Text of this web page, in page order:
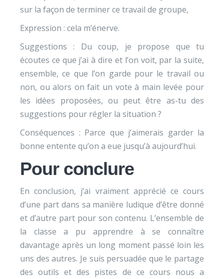
sur la façon de terminer ce travail de groupe,
Expression : cela m’énerve.
Suggestions : Du coup, je propose que tu
écoutes ce que j’ai à dire et l’on voit, par la suite,
ensemble, ce que l’on garde pour le travail ou
non, ou alors on fait un vote à main levée pour
les idées proposées, ou peut être as-tu des
suggestions pour régler la situation ?
Conséquences : Parce que j’aimerais garder la
bonne entente qu’on a eue jusqu’à aujourd’hui.
Pour conclure
En conclusion, j’ai vraiment apprécié ce cours
d’une part dans sa manière ludique d’être donné
et d’autre part pour son contenu. L’ensemble de
la classe a pu apprendre à se connaître
davantage après un long moment passé loin les
uns des autres. Je suis persuadée que le partage
des outils et des pistes de ce cours nous a